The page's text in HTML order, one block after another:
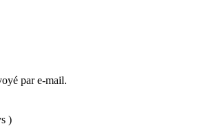
par e-mail.
)